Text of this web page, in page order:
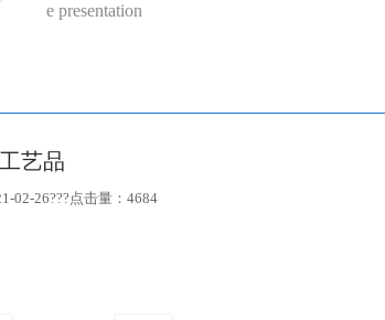
e presentation
工艺品
02-26???点击量：4684